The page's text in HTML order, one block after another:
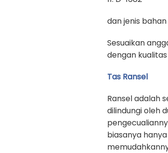
dan jenis
Sesuaikan
dengan
Tas Ransel
Ransel adalah
dilindungi oleh
biasanya